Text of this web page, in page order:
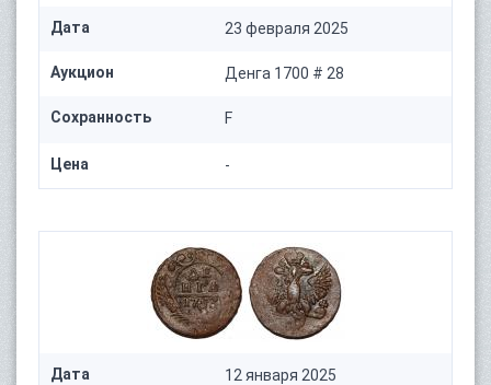
Дата 23 февраля 2025
Аукцион Денга 1700 # 28
Сохранность F
Цена -
Дата 12 января 2025